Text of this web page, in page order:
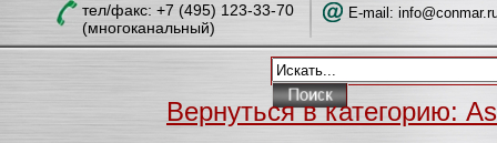
тел/факc: +7 (495) 123-33-70
(многоканальный)
E-mail:
Вернуться в категорию: